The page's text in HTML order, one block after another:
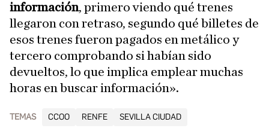
información, primero viendo qué trenes
llegaron con retraso, segundo qué billetes de
esos trenes fueron pagados en metálico y
tercero comprobando si habían sido
devueltos, lo que implica emplear muchas
horas en buscar información».
TEMAS CCOO RENFE SEVILLA CIUDAD